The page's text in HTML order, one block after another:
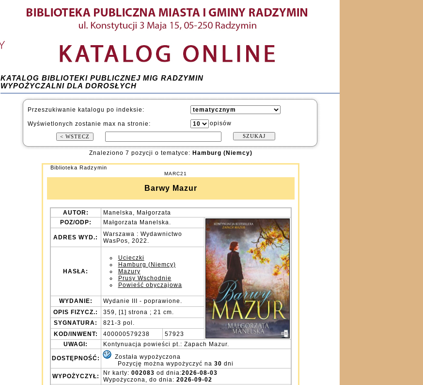
KATALOG BIBLIOTEKI PUBLICZNEJ MIG RADZYMIN
WYPOŻYCZALNI DLA DOROSŁYCH
Przeszukiwanie katalogu po indeksie:
Wyświetlonych zostanie max na stronie: opisów
Znaleziono 7 pozycji o tematyce: Hamburg (Niemcy)
Biblioteka Radzymin
MARC21
Barwy Mazur
AUTOR:
Manelska, Małgorzata
POZ/ODP:
Małgorzata Manelska.
ADRES WYD.:
Warszawa : Wydawnictwo
WasPos, 2022.
HASŁA:
Ucieczki
Hamburg (Niemcy)
Mazury
Prusy Wschodnie
Powieść obyczajowa
WYDANIE:
Wydanie III - poprawione.
OPIS FIZYCZ.:
359, [1] strona ; 21 cm.
SYGNATURA:
821-3 pol.
KOD/INWENT:
400000579238
57923
UWAGI:
Kontynuacja powieści pt.: Zapach Mazur.
DOSTĘPNOŚĆ:
Została wypożyczona
Pozycję można wypożyczyć na 30 dni
WYPOŻYCZYŁ:
Nr karty: 002083 od dnia:2026-08-03
Wypożyczona, do dnia: 2026-09-02